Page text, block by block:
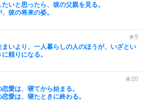
いと思ったら、彼の父親を見る。
彼の将来の姿。
まいより、一人暮らしの人のほうが、いざとい
に頼りになる。
愛は、寝てから始まる。
恋愛は、寝たときに終わる。